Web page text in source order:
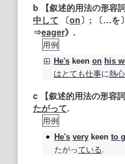
b 【叙述的用法の形容詞
中して 〔on〕; 〔…を〕
⇒eager》.
用例
He's keen on his
はとても仕事に熱
c 【叙述的用法の形容詞
たがって.
用例
He's very keen to
たがっている.